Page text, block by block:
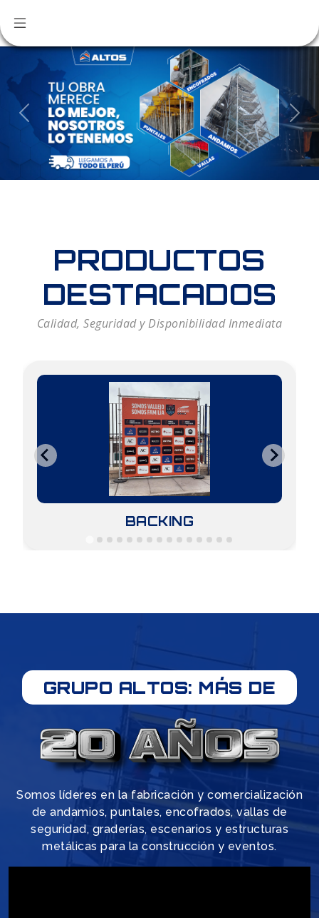
Previous Next
PRODUCTOS
DESTACADOS
Calidad, Seguridad y Disponibilidad Inmediata
BACKING
GRUPO ALTOS: MÁS DE
Somos líderes en la fabricación y comercialización
de andamios, puntales, encofrados, vallas de
seguridad, graderías, escenarios y estructuras
metálicas para la construcción y eventos.